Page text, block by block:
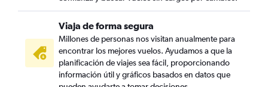
Viaja de forma segura
Millones de personas nos visitan anualmente para
encontrar los mejores vuelos. Ayudamos a que la
planificación de viajes sea fácil, proporcionando
información útil y gráficos basados en datos que